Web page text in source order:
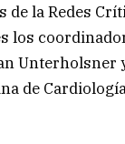
de la Redes
los
Unterholsner
de